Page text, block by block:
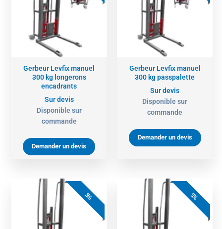
Gerbeur Levfix manuel
300 kg longerons
encadrants
Sur devis
Disponible sur
commande
Demander un devis
Gerbeur Levfix manuel
300 kg passpalette
Sur devis
Disponible sur
commande
Demander un devis
5% 5%